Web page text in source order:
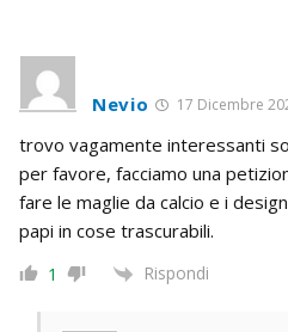
Nevio 17 Dicembre
trovo vagamente interessanti
per favore, facciamo una
fare le maglie da calcio e i
papi in cose trascurabili.
1 Rispondi